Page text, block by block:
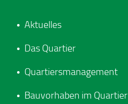
Aktuelles
Das Quartier
Quartiersmanagement
Bauvorhaben im Quartier